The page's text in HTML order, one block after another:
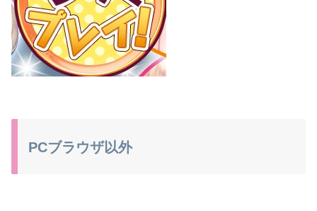
PCブラウザ以外